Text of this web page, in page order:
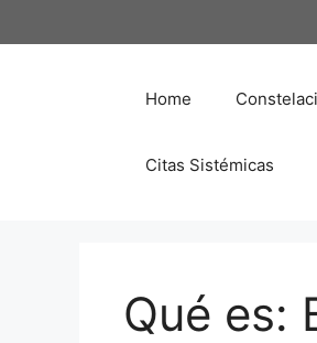
al
Home
Citas Sistémicas
Qué es: